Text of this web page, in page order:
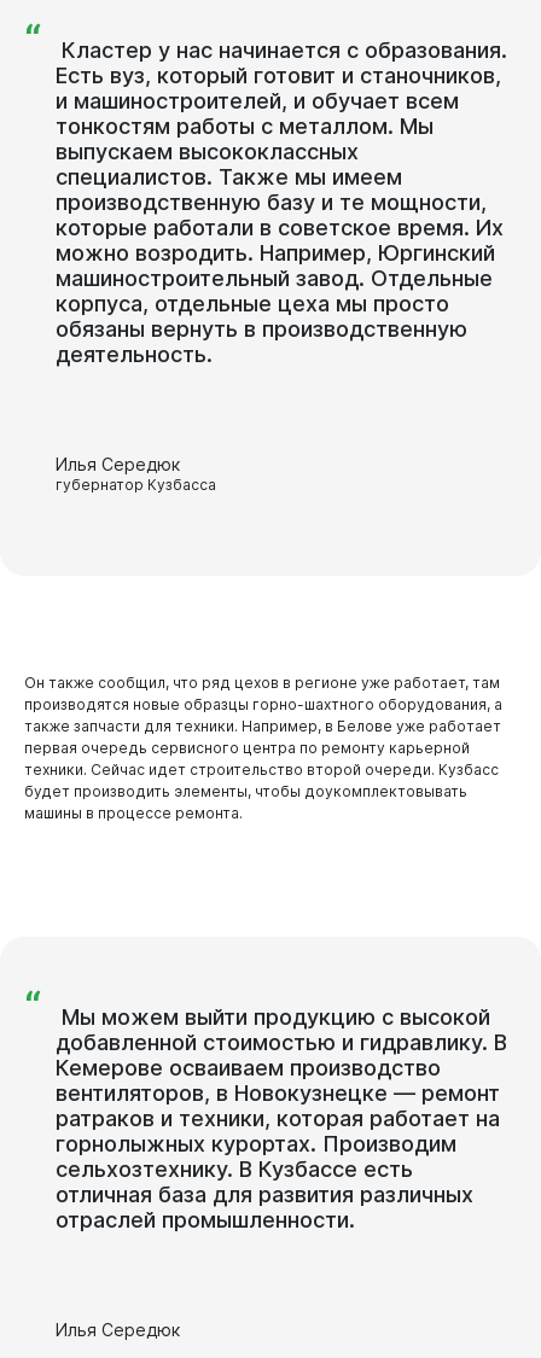
“ Кластер у нас начинается с образования.
Есть вуз, который готовит и станочников,
и машиностроителей, и обучает всем
тонкостям работы с металлом. Мы
выпускаем высококлассных
специалистов. Также мы имеем
производственную базу и те мощности,
которые работали в советское время. Их
можно возродить. Например, Юргинский
машиностроительный завод. Отдельные
корпуса, отдельные цеха мы просто
обязаны вернуть в производственную
деятельность.
Илья Середюк
губернатор Кузбасса
Он также сообщил, что ряд цехов в регионе уже работает, там
производятся новые образцы горно-шахтного оборудования, а
также запчасти для техники. Например, в Белове уже работает
первая очередь сервисного центра по ремонту карьерной
техники. Сейчас идет строительство второй очереди. Кузбасс
будет производить элементы, чтобы доукомплектовывать
машины в процессе ремонта.
“ Мы можем выйти продукцию с высокой
добавленной стоимостью и гидравлику. В
Кемерове осваиваем производство
вентиляторов, в Новокузнецке — ремонт
ратраков и техники, которая работает на
горнолыжных курортах. Производим
сельхозтехнику. В Кузбассе есть
отличная база для развития различных
отраслей промышленности.
Илья Середюк